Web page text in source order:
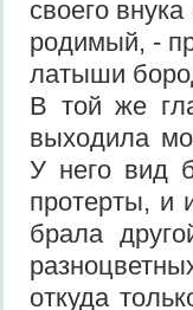
своего
родимый, -
латыши
В той же
выходила
У него вид
протерты, и
брала
откуда